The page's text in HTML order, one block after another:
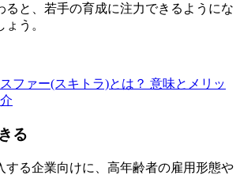
ると、若手の育成に注力できるようにな
う。
ファー(スキトラ)とは？ 意味とメリッ
る
する企業向けに、高年齢者の雇用形態や